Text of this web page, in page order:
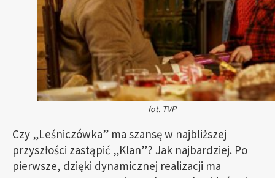
fot. TVP
Czy „Leśniczówka” ma szansę w najbliższej
przyszłości zastąpić „Klan”? Jak najbardziej. Po
pierwsze, dzięki dynamicznej realizacji ma